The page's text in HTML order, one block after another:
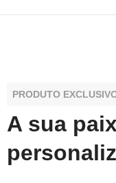
PRODUTO
A sua